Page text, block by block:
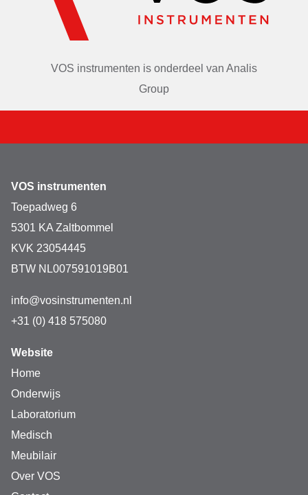
VOS instrumenten is onderdeel van Analis
Group
VOS instrumenten
Toepadweg 6
5301 KA Zaltbommel
KVK 23054445
BTW NL007591019B01
info@vosinstrumenten.nl
+31 (0) 418 575080
Website
Home
Onderwijs
Laboratorium
Medisch
Meubilair
Over VOS